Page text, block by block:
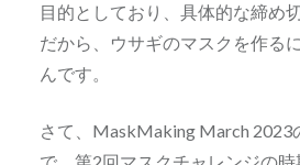
目的としており、具体的な締め
だから、ウサギのマスクを作る
んです。
さて、MaskMaking March 2023